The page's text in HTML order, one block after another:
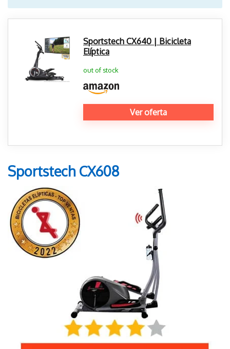
Sportstech CX640 | Bicicleta
Elíptica
out of stock
Ver oferta
Sportstech CX608